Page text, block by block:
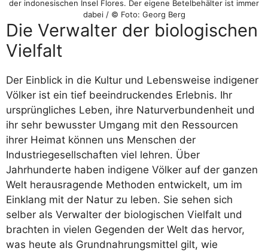
der indonesischen Insel Flores. Der eigene Betelbehälter ist immer
dabei / © Foto: Georg Berg
Die Verwalter der biologischen
Vielfalt
Der Einblick in die Kultur und Lebensweise indigener
Völker ist ein tief beeindruckendes Erlebnis. Ihr
ursprüngliches Leben, ihre Naturverbundenheit und
ihr sehr bewusster Umgang mit den Ressourcen
ihrer Heimat können uns Menschen der
Industriegesellschaften viel lehren. Über
Jahrhunderte haben indigene Völker auf der ganzen
Welt herausragende Methoden entwickelt, um im
Einklang mit der Natur zu leben. Sie sehen sich
selber als Verwalter der biologischen Vielfalt und
brachten in vielen Gegenden der Welt das hervor,
was heute als Grundnahrungsmittel gilt, wie